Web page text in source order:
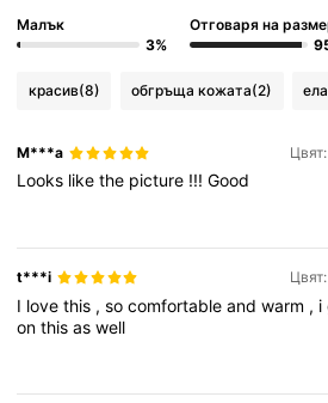
Малък
3%
Отговаря на
красив(8) обгръща кожата(2)
M***a
Looks likethe picture !!!Good
t***i
I lovethis ,socomfortableandwarm , i
onthisaswell